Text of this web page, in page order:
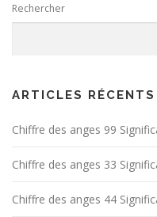
Rechercher
ARTICLES RÉCENTS
Chiffre des anges 99
Chiffre des anges 33
Chiffre des anges 44